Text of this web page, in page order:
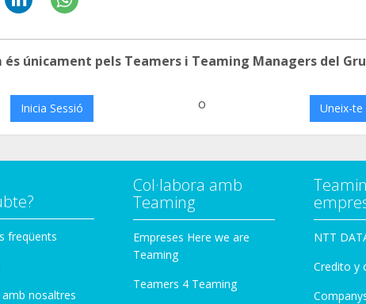
únicament pels Teamers i Teaming Managers del
Inicia Sessió o Uneix-te
freqüents
nosaltres
Col·labora amb
Teaming
Empreses Here we are
Teaming
Teamers 4 Teaming
NTT
Credito y